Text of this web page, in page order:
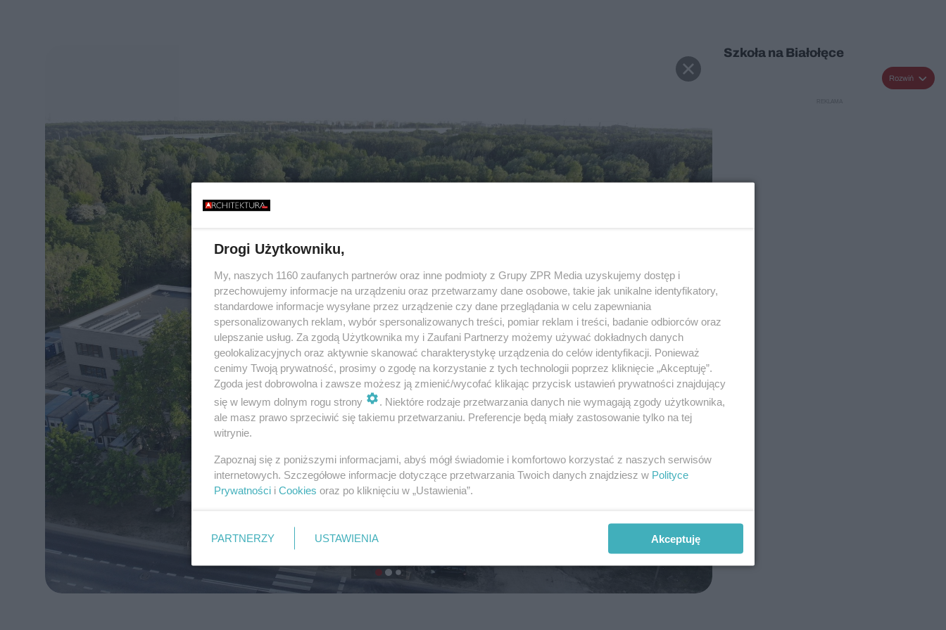
Szkoła na Białołęce
Rozwiń
Drogi Użytkowniku,
My, naszych 1160 zaufanych partnerów oraz inne podmioty z Grupy ZPR Media uzyskujemy dostęp i
przechowujemy informacje na urządzeniu oraz przetwarzamy dane osobowe, takie jak unikalne identyfikatory,
standardowe informacje wysyłane przez urządzenie czy dane przeglądania w celu zapewniania
spersonalizowanych reklam, wybór spersonalizowanych treści, pomiar reklam i treści, badanie odbiorców oraz
ulepszanie usług. Za zgodą Użytkownika my i Zaufani Partnerzy możemy używać dokładnych danych
geolokalizacyjnych oraz aktywnie skanować charakterystykę urządzenia do celów identyfikacji. Ponieważ
cenimy Twoją prywatność, prosimy o zgodę na korzystanie z tych technologii poprzez kliknięcie „Akceptuję”.
Zgoda jest dobrowolna i zawsze możesz ją zmienić/wycofać klikając przycisk ustawień prywatności znajdujący
się w lewym dolnym rogu strony
. Niektóre rodzaje przetwarzania danych nie wymagają zgody użytkownika,
ale masz prawo sprzeciwić się takiemu przetwarzaniu. Preferencje będą miały zastosowanie tylko na tej
witrynie.
Zapoznaj się z poniższymi informacjami, abyś mógł świadomie i komfortowo korzystać z naszych serwisów
internetowych. Szczegółowe informacje dotyczące przetwarzania Twoich danych znajdziesz w Polityce
Prywatności i Cookies oraz po kliknięciu w „Ustawienia”.
PARTNERZY USTAWIENIA Akceptuję